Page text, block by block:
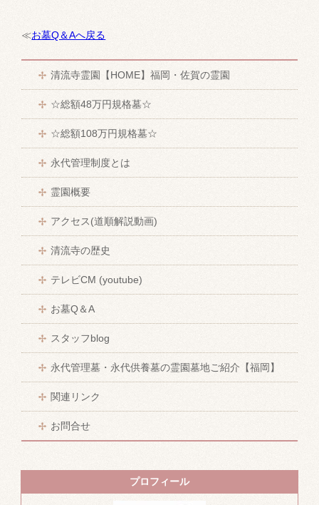
≪お墓Q＆Aへ戻る
清流寺霊園【HOME】福岡・佐賀の霊園
☆総額48万円規格墓☆
☆総額108万円規格墓☆
永代管理制度とは
霊園概要
アクセス(道順解説動画)
清流寺の歴史
テレビCM (youtube)
お墓Q＆A
スタッフblog
永代管理墓・永代供養墓の霊園墓地ご紹介【福岡】
関連リンク
お問合せ
プロフィール